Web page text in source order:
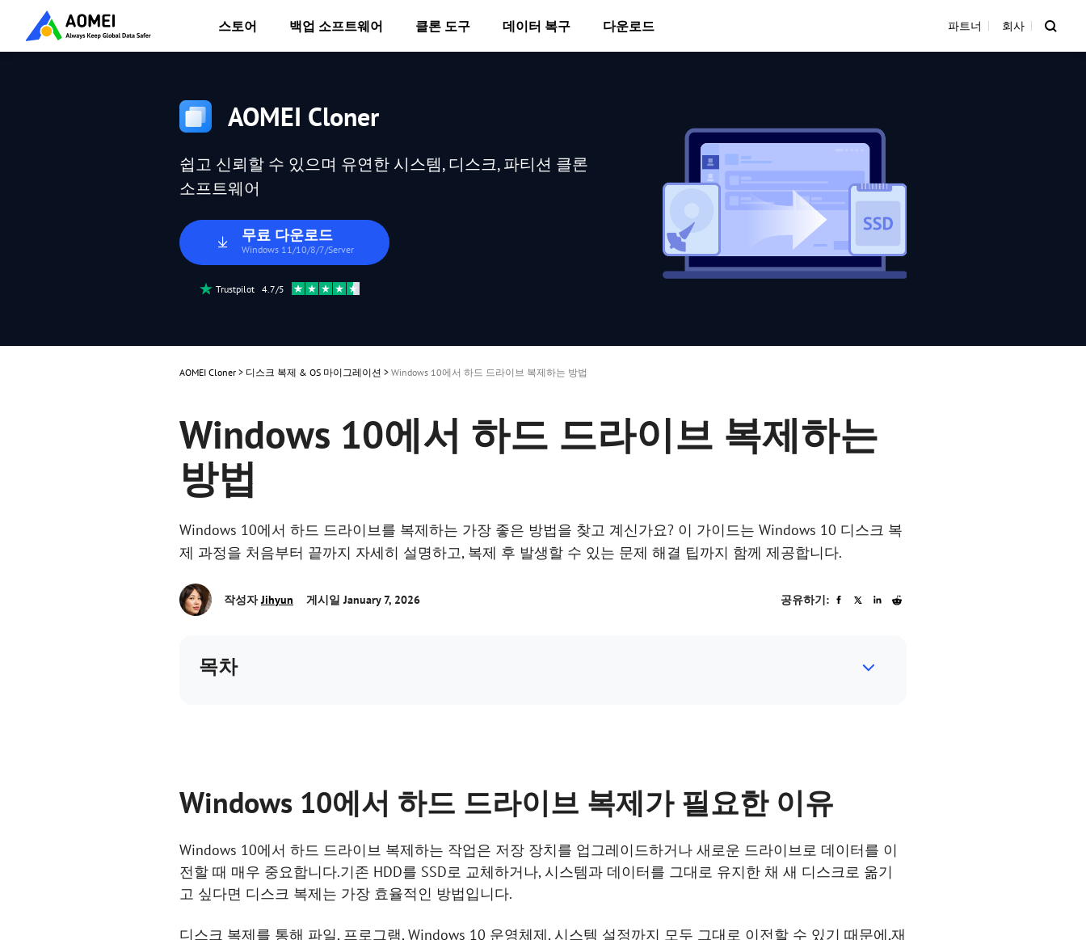
스토어 백업 소프트웨어 클론 도구 데이터 복구 다운로드 파트너 회사
AOMEI Cloner
쉽고 신뢰할 수 있으며 유연한 시스템, 디스크, 파티션 클론
소프트웨어
무료 다운로드
Windows 11/10/8/7/Server
Trustpilot 4.7/5
AOMEI Cloner > 디스크 복제 & OS 마이그레이션 > Windows 10에서 하드 드라이브 복제하는 방법
Windows 10에서 하드 드라이브 복제하는
방법
Windows 10에서 하드 드라이브를 복제하는 가장 좋은 방법을 찾고 계신가요? 이 가이드는 Windows 10 디스크 복
제 과정을 처음부터 끝까지 자세히 설명하고, 복제 후 발생할 수 있는 문제 해결 팁까지 함께 제공합니다.
작성자Jihyun 게시일 January 7, 2026 공유하기:
목차
Windows 10에서 하드 드라이브 복제가 필요한 이유
Windows 10에서 하드 드라이브 복제하는 작업은 저장 장치를 업그레이드하거나 새로운 드라이브로 데이터를 이
전할 때 매우 중요합니다.기존 HDD를 SSD로 교체하거나, 시스템과 데이터를 그대로 유지한 채 새 디스크로 옮기
고 싶다면 디스크 복제는 가장 효율적인 방법입니다.
디스크 복제를 통해 파일, 프로그램, Windows 10 운영체제, 시스템 설정까지 모두 그대로 이전할 수 있기 때문에,재